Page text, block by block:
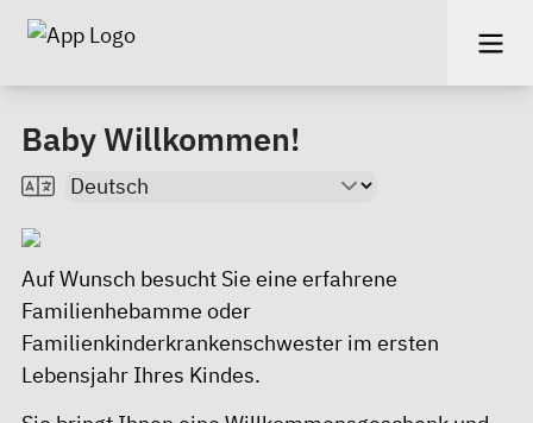
Baby Willkommen!
Auf Wunsch besucht Sie eine erfahrene
Familienhebamme oder
Familienkinderkrankenschwester im ersten
Lebensjahr Ihres Kindes.